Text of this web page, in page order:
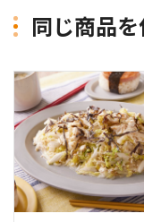
同じ商品